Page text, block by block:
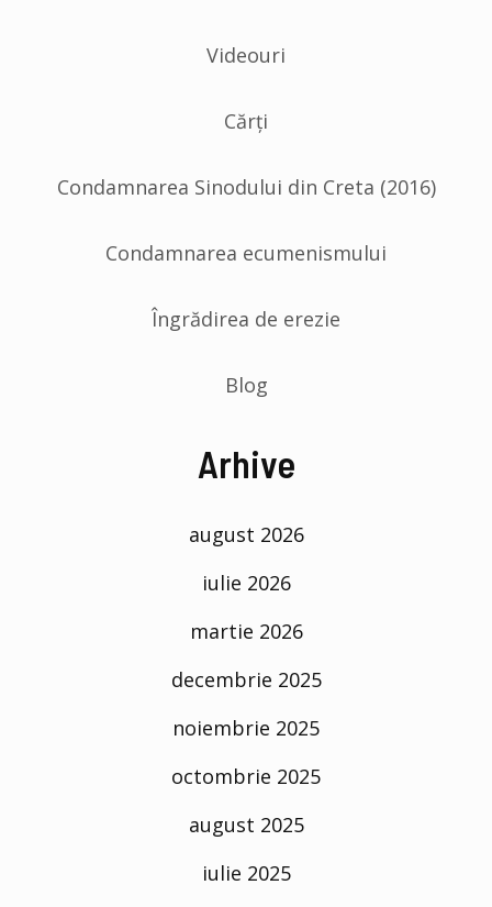
Videouri
Cărți
Condamnarea Sinodului din Creta (2016)
Condamnarea ecumenismului
Îngrădirea de erezie
Blog
Arhive
august 2026
iulie 2026
martie 2026
decembrie 2025
noiembrie 2025
octombrie 2025
august 2025
iulie 2025